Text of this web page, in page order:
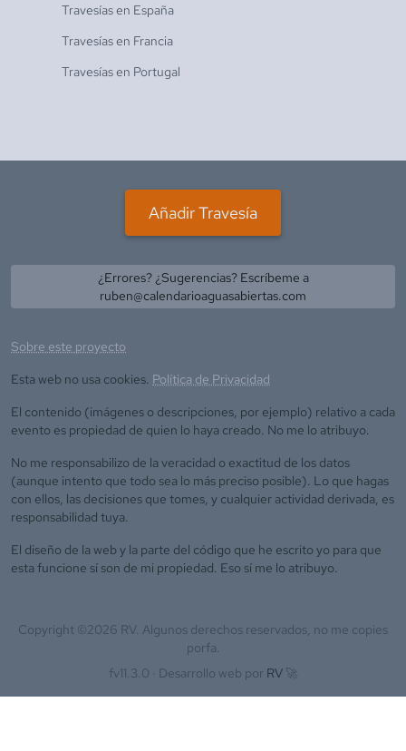
Travesías en España
Travesías en Francia
Travesías en Portugal
Añadir Travesía
¿Errores? ¿Sugerencias? Escríbeme a
ruben@calendarioaguasabiertas.com
Sobre este proyecto
Esta web no usa cookies. Política de Privacidad
El contenido (imágenes o descripciones, por ejemplo) relativo a cada
evento es propiedad de quien lo haya creado. No me lo atribuyo.
No me responsabilizo de la veracidad o exactitud de los datos
(aunque intento que todo sea lo más preciso posible). Lo que hagas
con ellos, las decisiones que tomes, y cualquier actividad derivada, es
responsabilidad tuya.
El diseño de la web y la parte del código que he escrito yo para que
esta funcione sí son de mi propiedad. Eso sí me lo atribuyo.
Copyright ©2026 RV. Algunos derechos reservados, no me copies
porfa.
fv11.3.0 · Desarrollo web por RV 🚀